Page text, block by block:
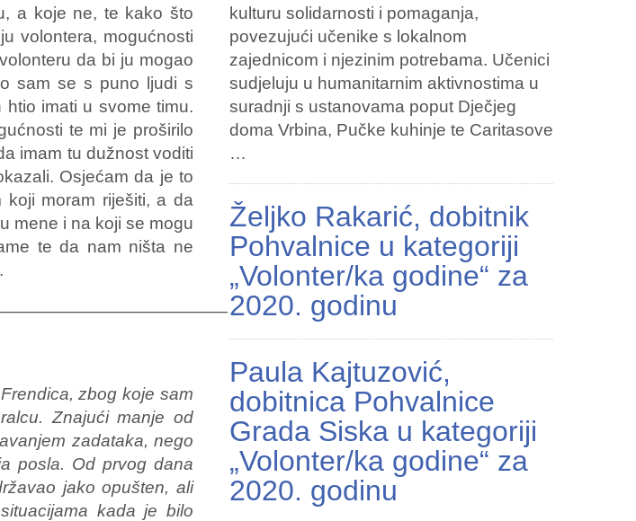
a koje ne, te kako što
volontera, mogućnosti
da bi ju mogao
sam se s puno ljudi s
imati u svome timu.
te mi je proširilo
imam tu dužnost voditi
Osjećam da je to
moram riješiti, a da
mene i na koji se mogu
te da nam ništa ne
zbog koje sam
Znajući manje od
zadataka, nego
posla. Od prvog dana
jako opušten, ali
kada je bilo
kulturu solidarnosti i pomaganja,
povezujući učenike s lokalnom
zajednicom i njezinim potrebama. Učenici
sudjeluju u humanitarnim aktivnostima u
suradnji s ustanovama poput Dječjeg
doma Vrbina, Pučke kuhinje te Caritasove
…
Željko Rakarić, dobitnik
Pohvalnice u kategoriji
„Volonter/ka godine“ za
2020. godinu
Paula Kajtuzović,
dobitnica Pohvalnice
Grada Siska u kategoriji
„Volonter/ka godine“ za
2020. godinu